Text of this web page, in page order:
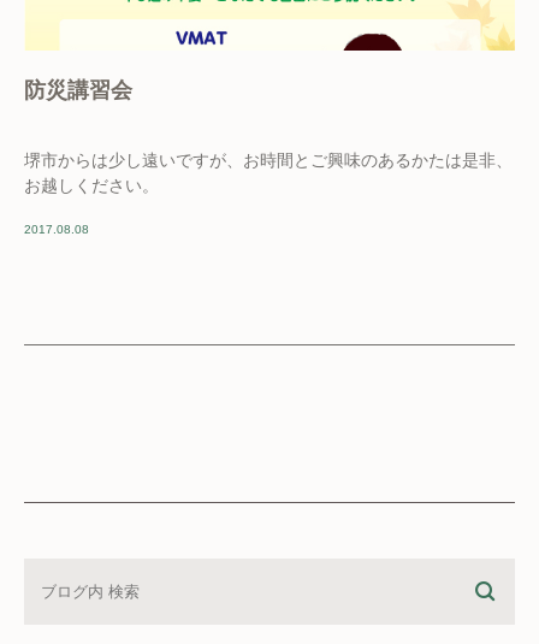
防災講習会
堺市からは少し遠いですが、お時間とご興味のあるかたは是非、
お越しください。
2017.08.08